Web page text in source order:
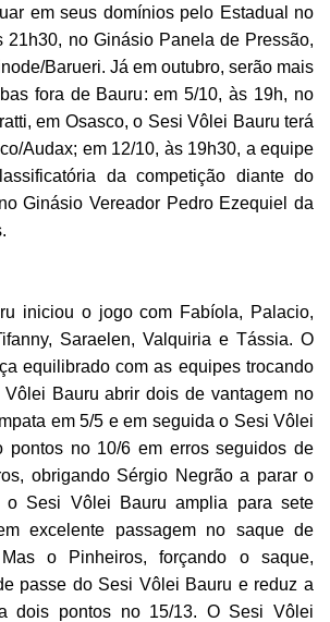
em seus domínios pelo Estadual no
21h30, no Ginásio Panela de Pressão,
Barueri. Já em outubro, serão mais
fora de Bauru: em 5/10, às 19h, no
em Osasco, o Sesi Vôlei Bauru terá
Audax; em 12/10, às 19h30, a equipe
da competição diante do
Ginásio Vereador Pedro Ezequiel da
iniciou o jogo com Fabíola, Palacio,
Saraelen, Valquiria e Tássia. O
equilibrado com as equipes trocando
Bauru abrir dois de vantagem no
em 5/5 e em seguida o Sesi Vôlei
pontos no 10/6 em erros seguidos de
obrigando Sérgio Negrão a parar o
o Sesi Vôlei Bauru amplia para sete
excelente passagem no saque de
o Pinheiros, forçando o saque,
passe do Sesi Vôlei Bauru e reduz a
dois pontos no 15/13. O Sesi Vôlei